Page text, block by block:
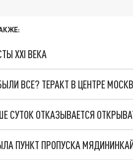
XXI ВЕКА
ВСЕ? ТЕРАКТ В ЦЕНТРЕ
ПУНКТ ПРОПУСКА